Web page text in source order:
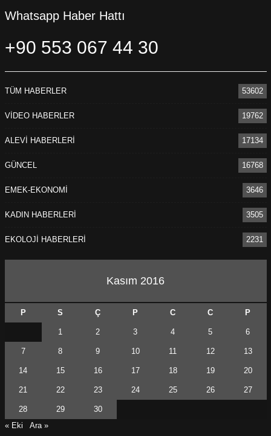
Whatsapp Haber Hattı
+90 553 067 44 30
TÜM HABERLER 53602
VİDEO HABERLER 19762
ALEVİ HABERLERİ 17134
GÜNCEL 16768
EMEK-EKONOMİ 3646
KADIN HABERLERİ 3505
EKOLOJİ HABERLERİ 2231
Kasım 2016
P S Ç P C C P
1 2 3 4 5 6
7 8 9 10 11 12 13
14 15 16 17 18 19 20
21 22 23 24 25 26 27
28 29
30
« Eki
Ara »